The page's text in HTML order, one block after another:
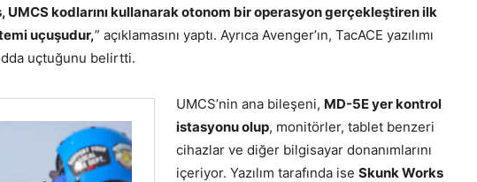
UMCS kodlarını kullanarak otonom bir operasyon gerçekleştiren ilk
uçuşudur,” açıklamasını yaptı. Ayrıca Avenger’ın, TacACE yazılımı
uçtuğunu belirtti.
UMCS’nin ana bileşeni, MD-5E yer kontrol
istasyonu olup, monitörler, tablet benzeri
cihazlar ve diğer bilgisayar donanımlarını
içeriyor. Yazılım tarafında ise Skunk Works